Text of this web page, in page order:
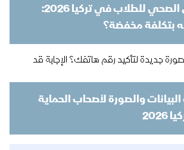
التأمين الصحي للطلاب في تركيا 2026:
بتكلفة مخفضة؟
والصورة لأصحاب الحماية